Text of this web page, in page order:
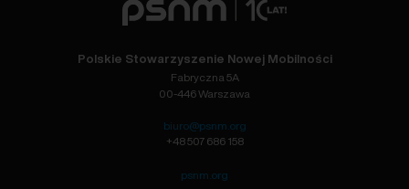
Polskie Stowarzyszenie Nowej Mobilności
Fabryczna 5A
00-446 Warszawa
biuro@psnm.org
+48 507 686 158
psnm.org